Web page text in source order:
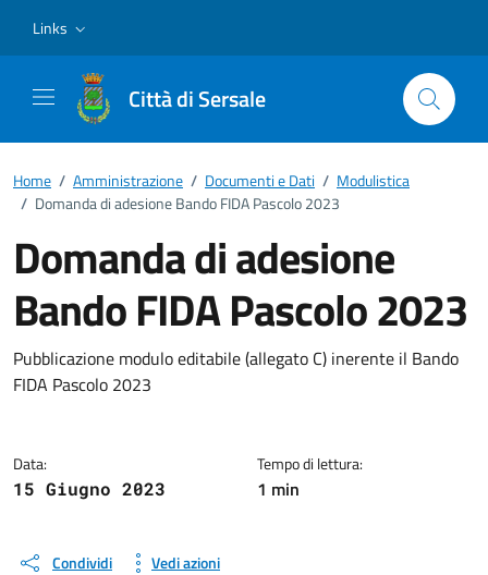
Links
Città di Sersale
Home / Amministrazione / Documenti e Dati / Modulistica
/ Domanda di adesione Bando FIDA Pascolo 2023
Domanda di adesione
Bando FIDA Pascolo 2023
Dettagli del documento
Pubblicazione modulo editabile (allegato C) inerente il Bando
FIDA Pascolo 2023
Data:
15 Giugno 2023
Tempo di lettura:
1 min
Condividi Vedi azioni